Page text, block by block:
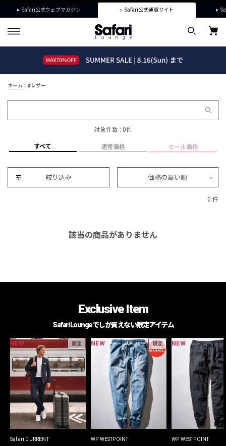
Safari公式ウェブマガジン Safari公式通販サイト
ホーム #レザー
対象件数 : 0件
すべて 通常価格 セール価格
絞り込み 価格の高い順
0 件
該当の商品がありません
Exclusive Item
Safari Loungeでしか買えない限定アイテム
NEW 限定
Safari CURRENT
NEW 限定
WP WESTPOINT
NEW
WP WESTPOINT